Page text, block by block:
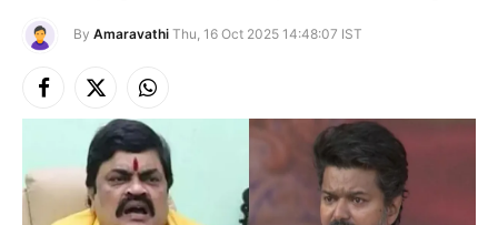
By Amaravathi Thu, 16 Oct 2025 14:48:07 IST
Facebook
X
(Twitter)
Instagram